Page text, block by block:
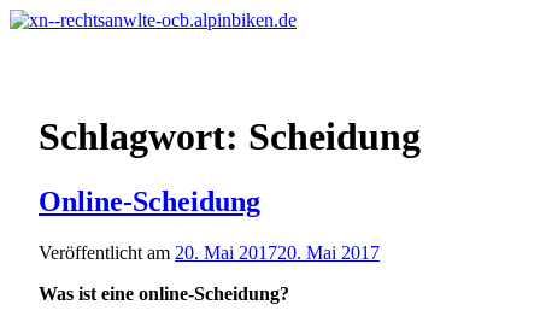
Schlagwort: Scheidung
Online-Scheidung
Veröffentlicht am 20. Mai 201720. Mai 2017
Was ist eine online-Scheidung?